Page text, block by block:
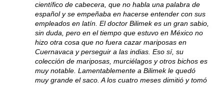
científico de cabecera, que no habla una palabra de
español y se empeñaba en hacerse entender con sus
empleados en latín. El doctor Bilimek es un gran sabio,
sin duda, pero en el tiempo que estuvo en México no
hizo otra cosa que no fuera cazar mariposas en
Cuernavaca y perseguir a las indias. Eso sí, su
colección de mariposas, murciélagos y otros bichos es
muy notable. Lamentablemente a Bilimek le quedó
muy grande el saco. A los cuatro meses dimitió y tomó